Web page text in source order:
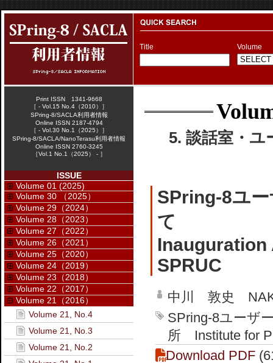
Title Volume
5. 談話室・ユ
SPring-8ユ
て
SPRUC
中川 敦史
SPring-8ユーザ
所 Institute for
Download PDF
Print ISSN 1341-9668
［ - Vol.15 No.4（2010）］
SPring-8/SACLA利用者情報
Online ISSN 2187-4794
［ - Vol.30 No.1（2025）］
SPring-8/SACLA/NanoTerasu利用者情報
Online ISSN 2760-3245
［Vol.1 No.1（2025） - ］
ISSUE
Volume 01 (2025)
Volume 30 （2025）
Volume 29（2024）
Volume 28（2023）
Volume 27（2022）
Volume 26（2021）
Volume 25（2020）
Volume 24（2019）
Volume 23（2018）
Volume 22（2017）
Volume 21（2016）
Volume 21, No.4
Volume 21, No.3
Volume 21, No.2